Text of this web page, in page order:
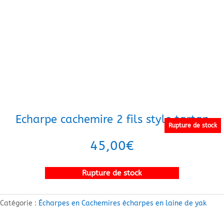
Echarpe cachemire 2 fils style tartan
45,00€
Rupture de stock
Rupture de stock
Catégorie : Écharpes en Cachemires écharpes en laine de yak